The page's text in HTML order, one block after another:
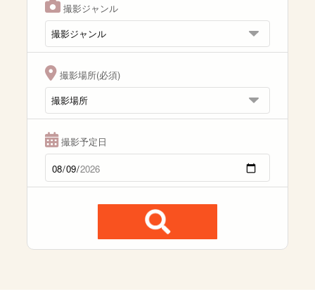
撮影ジャンル
撮影場所(必須)
撮影予定日